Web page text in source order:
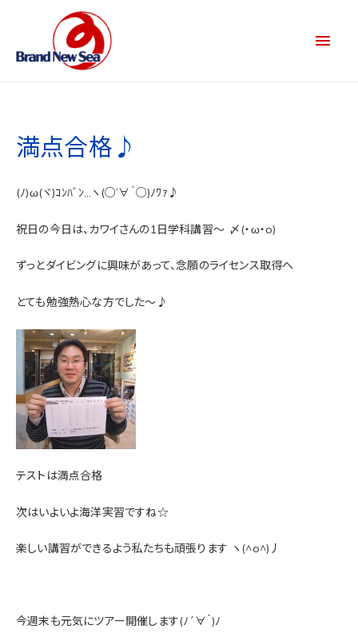
満点合格♪
(ﾉ)ω(ヾ)ｺﾝﾊﾞﾝ…ヽ(○’∀｀○)ﾉﾜｧ♪
祝日の今日は、カワイさんの1日学科講習～ 〆(・ω・o)
ずっとダイビングに興味があって、念願のライセンス取得へ
とても勉強熱心な方でした～♪
テストは満点合格
次はいよいよ海洋実習ですね☆
楽しい講習ができるよう私たちも頑張ります ヽ(^o^)丿
今週末も元気にツアー開催します(ﾉ´∀｀)ﾉ